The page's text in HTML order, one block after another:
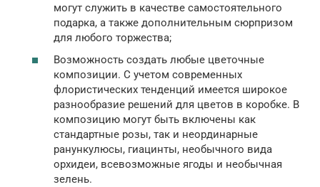
могут служить в качестве самостоятельного
подарка, а также дополнительным сюрпризом
для любого торжества;
Возможность создать любые цветочные
композиции. С учетом современных
флористических тенденций имеется широкое
разнообразие решений для цветов в коробке. В
композицию могут быть включены как
стандартные розы, так и неординарные
ранункулюсы, гиацинты, необычного вида
орхидеи, всевозможные ягоды и необычная
зелень.